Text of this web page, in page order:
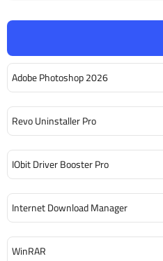
Adobe Photoshop 2026
Revo Uninstaller Pro
IObit Driver Booster Pro
Internet Download Manager
WinRAR